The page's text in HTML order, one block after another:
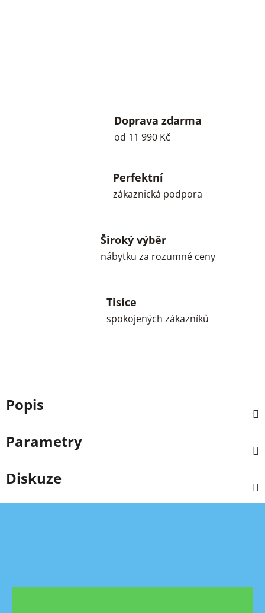
Doprava zdarma
od 11 990 Kč
Perfektní
zákaznická podpora
Široký výběr
nábytku za rozumné ceny
Tisíce
spokojených zákazníků
Popis
Parametry
Diskuze
Z